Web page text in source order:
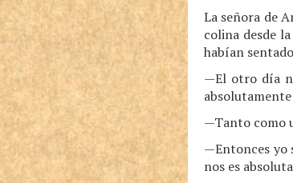
La señora de
colina desde
habían
—El otro día
—Tanto como
—Entonces yo
nos es